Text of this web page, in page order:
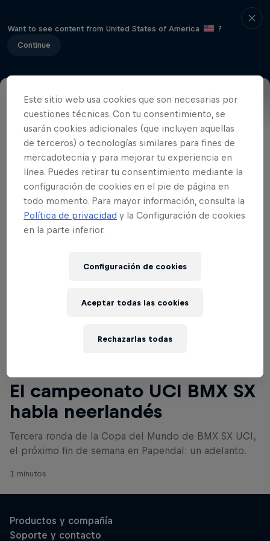
Want to see content from United States of America
?
Continue
Papendal, en los Países Bajos, será la
encargada de acoger la tercera ronda de
la UCI BMX Supercross.
El campeonato UCI BMX SX
habla neerlandés
Tercera ronda de la Copa del Mundo de BMX SX UCI,
el próximo fin de semana en Papendal: un adelanto.
1 minutos
Este sitio web usa cookies que son necesarias por
cuestiones técnicas. Con tu consentimiento, se
usarán cookies adicionales (que incluyen aquellas
de terceros) o tecnologías similares para fines de
mercadotecnia y para mejorar tu experiencia en
línea. Puedes retirar tu consentimiento mediante la
configuración de cookies en el pie de página en
todo momento. Para mayor información, consulta la
Política de privacidad y la Configuración de cookies
en la parte inferior.
Configuración de cookies
Rechazarlas todas
Aceptar todas las cookies